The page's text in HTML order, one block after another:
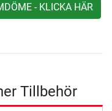
- KLICKA HÄR
Tillbehör